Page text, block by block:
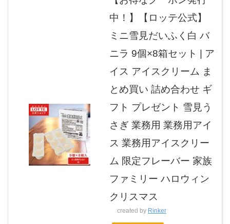
中！】【ロッテ公式】
ミニ雪見だいふく白 バ
ニラ 9個×8箱セット | ア
イス アイスクリーム ま
とめ買い 詰め合わせ ギ
フト プレゼント 雪見う
さぎ 業務用 業務用アイ
ス 業務用アイスクリー
ム 限定フレーバー 家族
ファミリー ハロウィン
クリスマス
created by Rinker